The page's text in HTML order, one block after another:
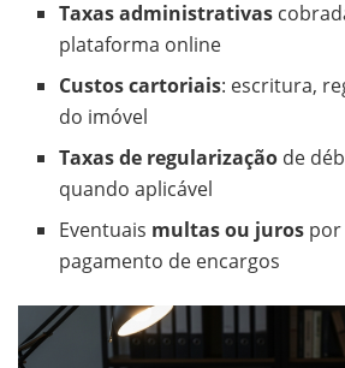
Taxas administrativas
plataforma online
Custos cartoriais: escritura,
do imóvel
Taxas de regularização de
quando aplicável
Eventuais multas ou juros
pagamento de encargos